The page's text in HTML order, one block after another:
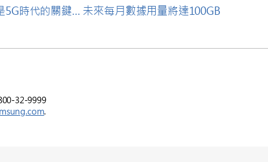
時代的關鍵… 未來每月數據用量將達100GB
32-9999
.